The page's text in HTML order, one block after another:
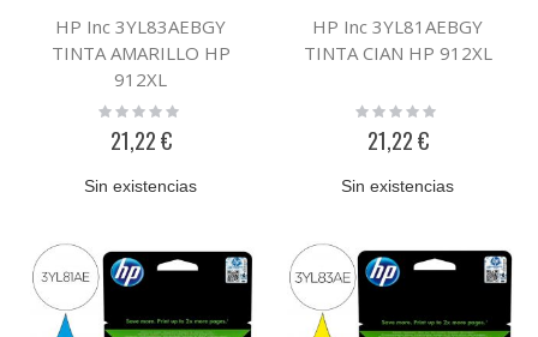
HP Inc 3YL83AEBGY
TINTA AMARILLO HP
912XL
Rating:
21,22 €
Sin existencias
HP Inc 3YL81AEBGY
TINTA CIAN HP 912XL
Rating:
21,22 €
Sin existencias